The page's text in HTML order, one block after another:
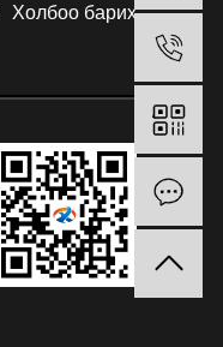
Холбоо барих